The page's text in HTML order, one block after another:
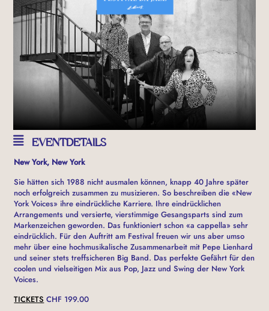
EVENTDETAILS
New York, New York
Sie hätten sich 1988 nicht ausmalen können, knapp 40 Jahre später
noch erfolgreich zusammen zu musizieren. So beschreiben die «New
York Voices» ihre eindrückliche Karriere. Ihre eindrücklichen
Arrangements und versierte, vierstimmige Gesangsparts sind zum
Markenzeichen geworden. Das funktioniert schon «a cappella» sehr
eindrücklich. Für den Auftritt am Festival freuen wir uns aber umso
mehr über eine hochmusikalische Zusammenarbeit mit Pepe Lienhard
und seiner stets treffsicheren Big Band. Das perfekte Gefährt für den
coolen und vielseitigen Mix aus Pop, Jazz und Swing der New York
Voices.
TICKETS CHF 199.00